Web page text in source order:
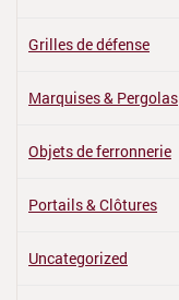
Grilles de défense
Marquises & Pergolas
Objets de ferronnerie
Portails & Clôtures
Uncategorized